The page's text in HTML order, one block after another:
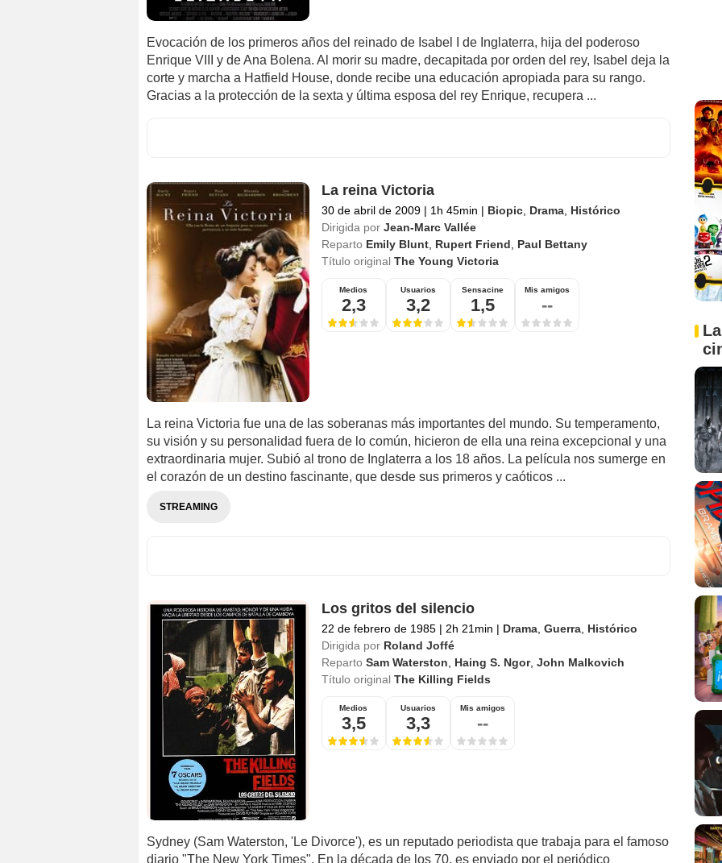
Evocación de los primeros años del reinado de Isabel I de Inglaterra, hija del poderoso
Enrique VIII y de Ana Bolena. Al morir su madre, decapitada por orden del rey, Isabel deja la
corte y marcha a Hatfield House, donde recibe una educación apropiada para su rango.
Gracias a la protección de la sexta y última esposa del rey Enrique, recupera ...
La reina Victoria
30 de abril de 2009 | 1h 45min | Biopic, Drama, Histórico
Dirigida por Jean-Marc Vallée
Reparto Emily Blunt, Rupert Friend
Paul Bettany
Título original The Young Victoria
Medios
2,3
Usuarios
3,2
Sensacine
1,5
Mis amigos
--
La reina Victoria fue una de las soberanas más importantes del mundo. Su temperamento,
su visión y su personalidad fuera de lo común, hicieron de ella una reina excepcional y una
extraordinaria mujer. Subió al trono de Inglaterra a los 18 años. La película nos sumerge en
el corazón de un destino fascinante, que desde sus primeros y caóticos ...
STREAMING
Los gritos del silencio
22 de febrero de 1985 | 2h 21min | Drama, Guerra, Histórico
Dirigida por Roland Joffé
Reparto Sam Waterston Haing S. Ngor, John Malkovich
Título original The Killing Fields
Medios
3,5
Usuarios
3,3
Mis amigos
--
Sydney (Sam Waterston, 'Le Divorce'), es un reputado periodista que trabaja para el famoso
diario "The New York Times". En la década de los 70, es enviado por el periódico